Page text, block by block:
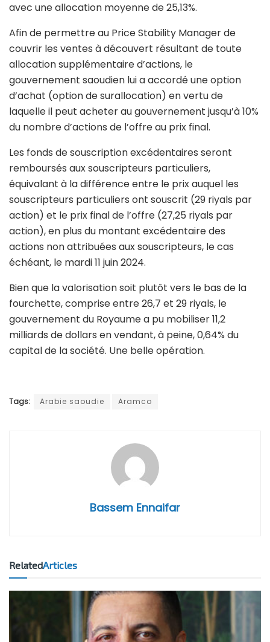
avec une allocation moyenne de 25,13%.
Afin de permettre au Price Stability Manager de
couvrir les ventes à découvert résultant de toute
allocation supplémentaire d’actions, le
gouvernement saoudien lui a accordé une option
d’achat (option de surallocation) en vertu de
laquelle il peut acheter au gouvernement jusqu’à 10%
du nombre d’actions de l’offre au prix final.
Les fonds de souscription excédentaires seront
remboursés aux souscripteurs particuliers,
équivalant à la différence entre le prix auquel les
souscripteurs particuliers ont souscrit (29 riyals par
action) et le prix final de l’offre (27,25 riyals par
action), en plus du montant excédentaire des
actions non attribuées aux souscripteurs, le cas
échéant, le mardi 11 juin 2024.
Bien que la valorisation soit plutôt vers le bas de la
fourchette, comprise entre 26,7 et 29 riyals, le
gouvernement du Royaume a pu mobiliser 11,2
milliards de dollars en vendant, à peine, 0,64% du
capital de la société. Une belle opération.
Tags: Arabie saoudie Aramco
Bassem Ennaifar
RelatedArticles